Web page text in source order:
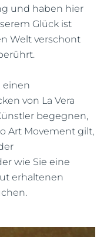
und haben hier
Glück ist
Welt verschont
einen
von La Vera
begegnen,
Art Movement gilt,
wie Sie eine
erhaltenen